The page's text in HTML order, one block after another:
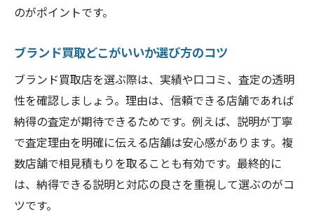
のがポイントです。
ブランド買取どこがいいか選び方のコツ
ブランド買取店を選ぶ際は、実績や口コミ、査定の透明
性を確認しましょう。理由は、信頼できる店舗であれば
納得の査定が期待できるためです。例えば、説明が丁寧
で査定理由を明確に伝える店舗は安心感があります。複
数店舗で相見積もりを取ることも有効です。最終的に
は、納得できる説明と対応の良さを重視して選ぶのがコ
ツです。